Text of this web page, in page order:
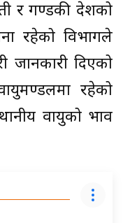
र गण्डकी प्रदेशको
रहेको विभागले
जानकारी दिएको
रहेको
वायुको प्रभाव